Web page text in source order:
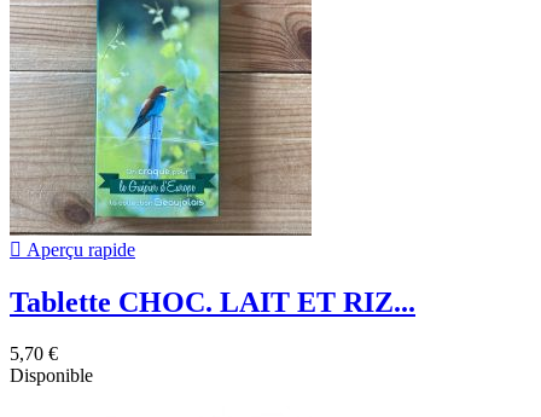
 Aperçu rapide
Tablette CHOC. LAIT ET RIZ...
5,70 €
Disponible